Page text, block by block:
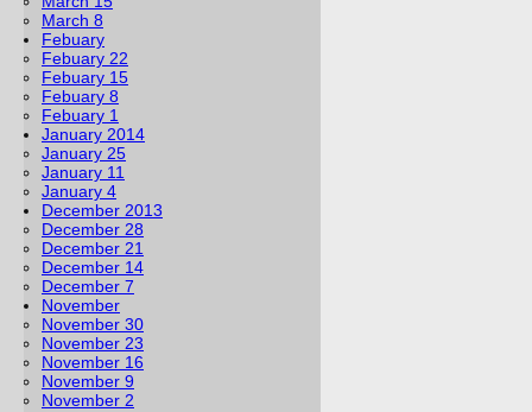
March 8
Febuary
Febuary 22
Febuary 15
Febuary 8
Febuary 1
January 2014
January 25
January 11
January 4
December 2013
December 28
December 21
December 14
December 7
November
November 30
November 23
November 16
November 9
November 2